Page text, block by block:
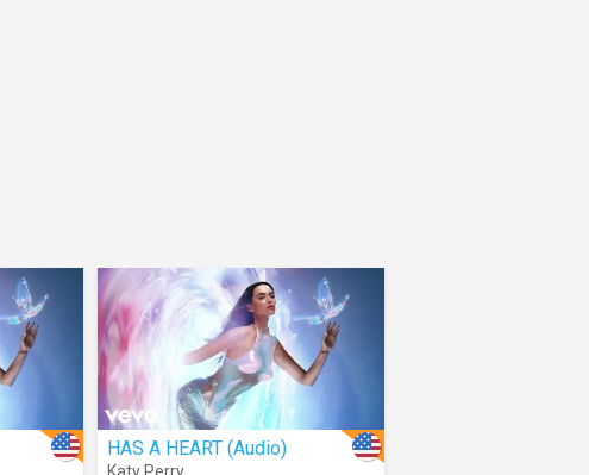
HAS A HEART (Audio)